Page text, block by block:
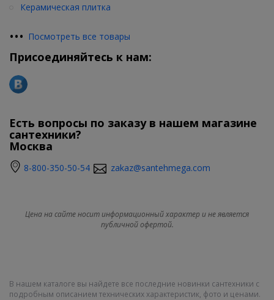
Керамическая плитка
••• Посмотреть все товары
Присоединяйтесь к нам:
Есть вопросы по заказу в нашем магазине
сантехники?
Москва
8-800-350-50-54 zakaz@santehmega.com
Цена на сайте носит информационный характер и не является
публичной офертой.
В нашем каталоге вы найдете все последние новинки сантехники с
подробным описанием технических характеристик, фото и ценами.